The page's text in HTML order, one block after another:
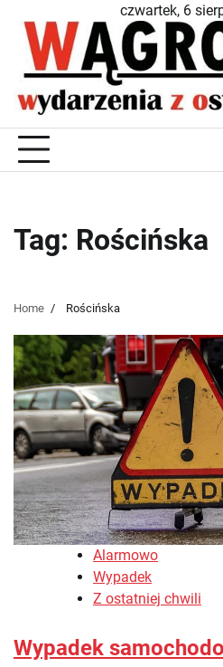
content
czwartek, 6
Tag: Rościńska
Home Rościńska
Alarmowo
Wypadek
Z ostatniej chwili
Wypadek